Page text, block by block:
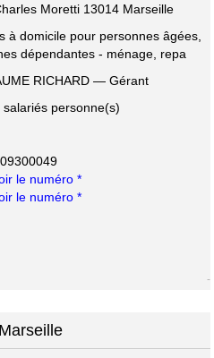
Moretti 13014 Marseille
à domicile pour personnes âgées,
dépendantes - ménage, repa
RICHARD — Gérant
salariés personne(s)
le numéro *
le numéro *
-